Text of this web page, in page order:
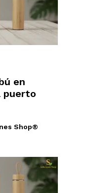
en
puerto
Shop®